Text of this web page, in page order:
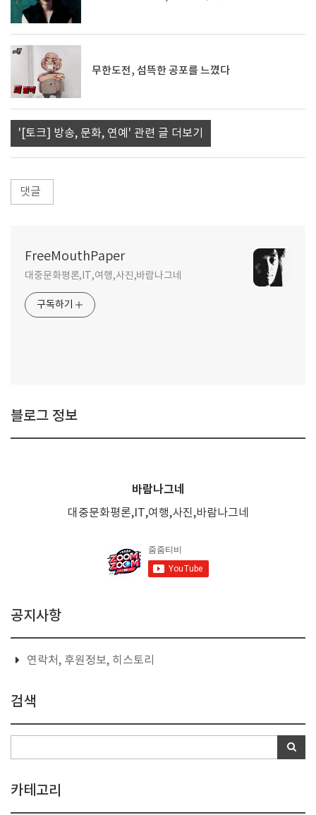
무한도전, 섬뜩한 공포를 느꼈다
'[토크] 방송, 문화, 연예' 관련 글 더보기
댓글
FreeMouthPaper
대중문화평론,IT,여행,사진,바람나그네
구독하기
블로그 정보
바람나그네
대중문화평론,IT,여행,사진,바람나그네
공지사항
연락처, 후원정보, 히스토리
검색
카테고리